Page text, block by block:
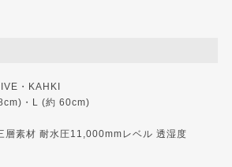
・KAHKI
・L (約 60cm)
層素材 耐水圧11,000mmレベル 透湿度